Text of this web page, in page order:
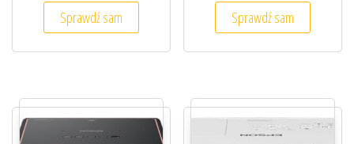
Sprawdź sam Sprawdź sam